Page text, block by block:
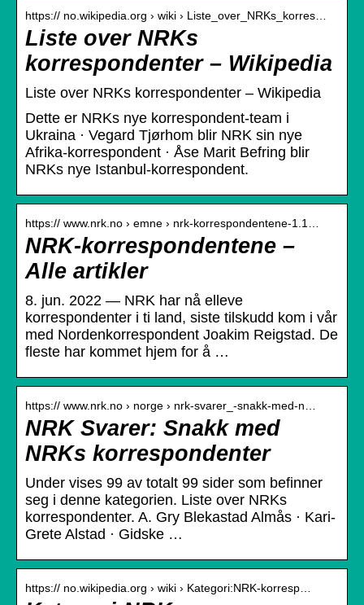
https:// no.wikipedia.org › wiki › Liste_over_NRKs_korres…
Liste over NRKs
korrespondenter – Wikipedia
Liste over NRKs korrespondenter – Wikipedia
Dette er NRKs nye korrespondent-team i
Ukraina · Vegard Tjørhom blir NRK sin nye
Afrika-korrespondent · Åse Marit Befring blir
NRKs nye Istanbul-korrespondent.
https:// www.nrk.no › emne › nrk-korrespondentene-1.1…
NRK-korrespondentene –
Alle artikler
8. jun. 2022 — NRK har nå elleve
korrespondenter i ti land, siste tilskudd kom i vår
med Nordenkorrespondent Joakim Reigstad. De
fleste har kommet hjem for å …
https:// www.nrk.no › norge › nrk-svarer_-snakk-med-n…
NRK Svarer: Snakk med
NRKs korrespondenter
Under vises 99 av totalt 99 sider som befinner
seg i denne kategorien. Liste over NRKs
korrespondenter. A. Gry Blekastad Almås · Kari-
Grete Alstad · Gidske …
https:// no.wikipedia.org › wiki › Kategori:NRK-korresp…